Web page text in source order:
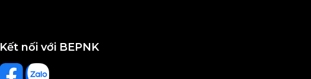
Kết nối với BEPNK